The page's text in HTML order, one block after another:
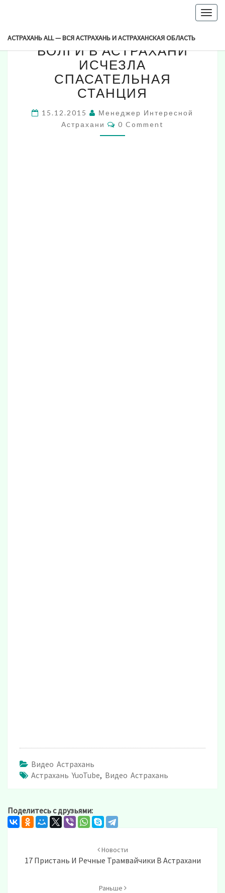
АСТРАХАНЬ ALL — ВСЯ АСТРАХАНЬ И АСТРАХАНСКАЯ ОБЛАСТЬ
НАБЕРЕЖНОЙ
ВОЛГИ
В
АСТРАХАНИ
ИСЧЕЗЛА
СПАСАТЕЛЬНАЯ
СТАНЦИЯ
С НАБЕРЕЖНОЙ РЕКИ
ВОЛГИ В АСТРАХАНИ
ИСЧЕЗЛА
СПАСАТЕЛЬНАЯ
СТАНЦИЯ
15.12.2015
Менеджер Интересной
Астрахани
Comments
0 Comment
Видео Астрахань
Астрахань YuoTube, Видео Астрахань
Поделитесь с друзьями:
Новости
17 Пристань И Речные Трамвайчики В Астрахани
Раньше